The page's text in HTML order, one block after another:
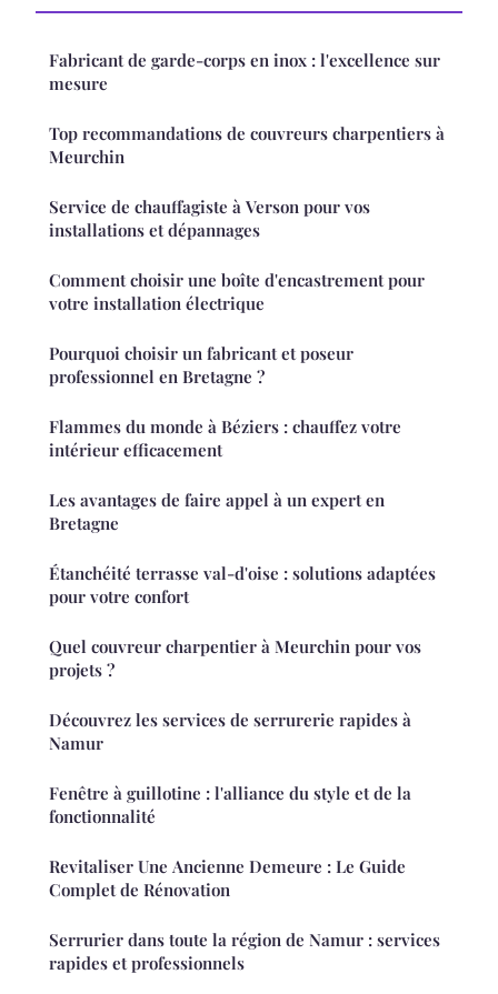
Fabricant de garde-corps en inox : l'excellence sur
mesure
Top recommandations de couvreurs charpentiers à
Meurchin
Service de chauffagiste à Verson pour vos
installations et dépannages
Comment choisir une boîte d'encastrement pour
votre installation électrique
Pourquoi choisir un fabricant et poseur
professionnel en Bretagne ?
Flammes du monde à Béziers : chauffez votre
intérieur efficacement
Les avantages de faire appel à un expert en
Bretagne
Étanchéité terrasse val-d'oise : solutions adaptées
pour votre confort
Quel couvreur charpentier à Meurchin pour vos
projets ?
Découvrez les services de serrurerie rapides à
Namur
Fenêtre à guillotine : l'alliance du style et de la
fonctionnalité
Revitaliser Une Ancienne Demeure : Le Guide
Complet de Rénovation
Serrurier dans toute la région de Namur : services
rapides et professionnels